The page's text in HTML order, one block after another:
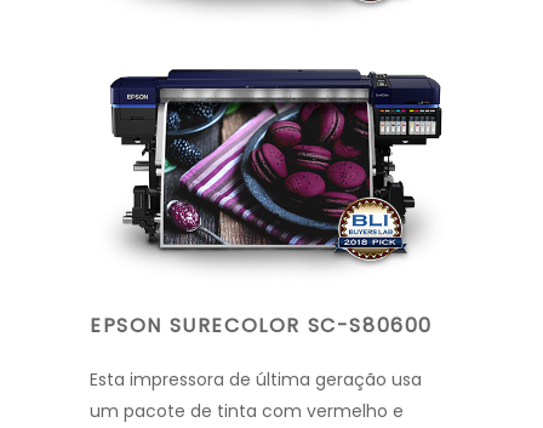
EPSON SURECOLOR SC-S80600
Esta impressora de última geração usa
um pacote de tinta com vermelho e